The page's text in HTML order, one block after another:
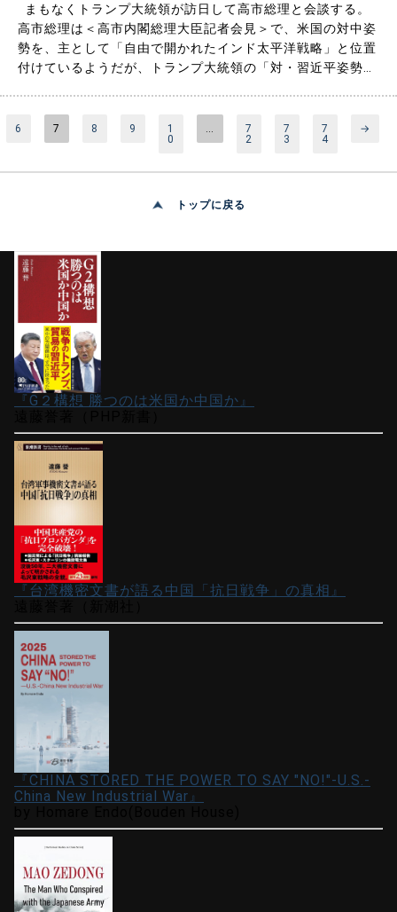
まもなくトランプ大統領が訪日して高市総理と会談する。
高市総理は＜高市内閣総理大臣記者会見＞で、米国の対中姿
勢を、主として「自由で開かれたインド太平洋戦略」と位置
付けているようだが、トランプ大統領の「対・習近平姿勢」
台湾問題に関しても極めて習近平寄りで、「習近平が好まな
いことはしたくない……
6 7 8 9
1
0
7
2
7
3
7
4
→
トップに戻る
『G２構想 勝つのは米国か中国か』
『台湾機密文書が語る中国「抗日戦争」の真相』
『CHINA STORED THE POWER TO SAY "NO!"-U.S.-
China New Industrial War』